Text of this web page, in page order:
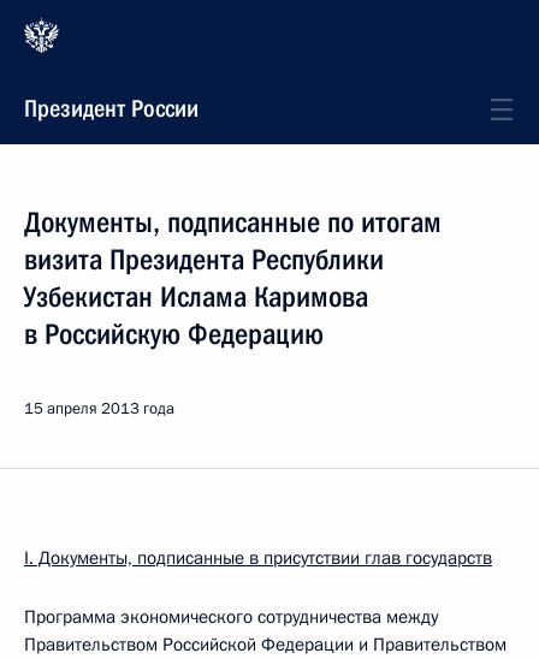
Президент России
Документы, подписанные по итогам
визита Президента Республики
Узбекистан Ислама Каримова
в Российскую Федерацию
15 апреля 2013 года
I. Документы, подписанные в присутствии глав государств
Программа экономического сотрудничества между
Правительством Российской Федерации и Правительством